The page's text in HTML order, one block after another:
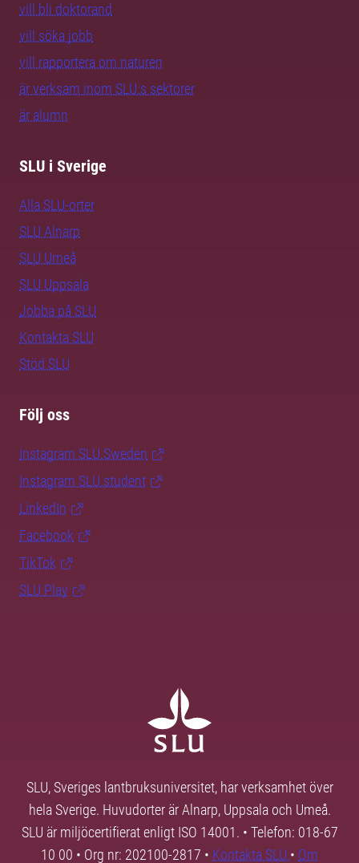
vill bli doktorand
vill söka jobb
vill rapportera om naturen
är verksam inom SLU:s sektorer
är alumn
SLU i Sverige
Alla SLU-orter
SLU Alnarp
SLU Umeå
SLU Uppsala
Jobba på SLU
Kontakta SLU
Stöd SLU
Följ oss
Instagram SLU.Sweden
Instagram SLU.student
LinkedIn
Facebook
TikTok
SLU Play
SLU, Sveriges lantbruksuniversitet, har verksamhet över
hela Sverige. Huvudorter är Alnarp, Uppsala och Umeå.
SLU är miljöcertifierat enligt ISO 14001. • Telefon: 018-67
10 00 • Org nr: 202100-2817 • Kontakta SLU • Om